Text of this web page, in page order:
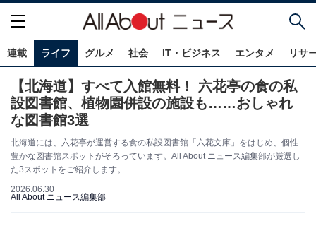
連載 ライフ グルメ 社会 IT・ビジネス エンタメ リサ
【北海道】すべて入館無料！ 六花亭の食の私
設図書館、植物園併設の施設も……おしゃれ
な図書館3選
北海道には、六花亭が運営する食の私設図書館「六花文庫」をはじめ、個性
豊かな図書館スポットがそろっています。All About ニュース編集部が厳選し
た3スポットをご紹介します。
2026.06.30
All About ニュース編集部